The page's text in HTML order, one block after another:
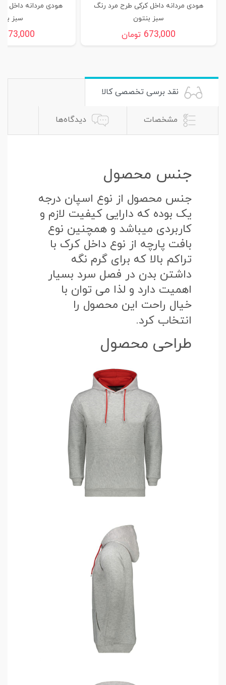
هودی مردانه داخل کرکی طرح مرد رنگ
سبز بنتون
673,000 تومان
هودی مردانه داخل
سبز
673,000
نقد برسی تخصصی کالا
مشخصات دیدگاه‌ها
جنس محصول
جنس محصول از نوع اسپان درجه
یک بوده که دارایی کیفیت لازم و
کاربردی میباشد و همچنین نوع
بافت پارچه از نوع داخل کرک با
تراکم بالا که برای گرم نگه
داشتن بدن در فصل سرد بسیار
اهمیت دارد و لذا می توان با
خیال راحت این محصول را
انتخاب کرد.
طراحی محصول